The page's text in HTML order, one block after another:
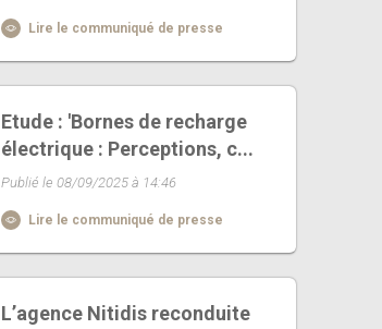
Lire le communiqué de presse
Etude : 'Bornes de recharge
électrique : Perceptions, c...
Publié le 08/09/2025 à 14:46
Lire le communiqué de presse
L’agence Nitidis reconduite